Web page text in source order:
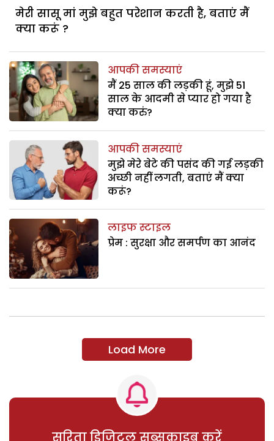
मेरी सासू मां मुझे बहुत परेशान करती है, बताएं मैं
क्या करूं ?
आपकी समस्याएं
मैं 25 साल की लड़की हूं, मुझे 51
साल के आदमी से प्यार हो गया है
क्या करुं?
आपकी समस्याएं
मुझे मेरे बेटे की पसंद की गई लड़की
अच्छी नहीं लगती, बताएं मैं क्या
करूं?
लाइफ स्टाइल
प्रेम : सुरक्षा और समर्पण का आनंद
Load More
सरिता डिजिटल सब्सक्राइब करें